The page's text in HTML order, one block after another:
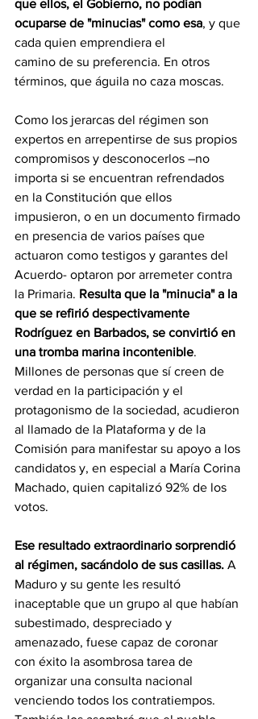
que ellos, el Gobierno, no podían
ocuparse de "minucias" como esa, y que
cada quien emprendiera el
camino de su preferencia. En otros
términos, que águila no caza moscas.
Como los jerarcas del régimen son
expertos en arrepentirse de sus propios
compromisos y desconocerlos –no
importa si se encuentran refrendados
en la Constitución que ellos
impusieron, o en un documento firmado
en presencia de varios países que
actuaron como testigos y garantes del
Acuerdo- optaron por arremeter contra
la Primaria. Resulta que la "minucia" a la
que se refirió despectivamente
Rodríguez en Barbados, se convirtió en
una tromba marina incontenible.
Millones de personas que sí creen de
verdad en la participación y el
protagonismo de la sociedad, acudieron
al llamado de la Plataforma y de la
Comisión para manifestar su apoyo a los
candidatos y, en especial a María Corina
Machado, quien capitalizó 92% de los
votos.
Ese resultado extraordinario sorprendió
al régimen, sacándolo de sus casillas. A
Maduro y su gente les resultó
inaceptable que un grupo al que habían
subestimado, despreciado y
amenazado, fuese capaz de coronar
con éxito la asombrosa tarea de
organizar una consulta nacional
venciendo todos los contratiempos.